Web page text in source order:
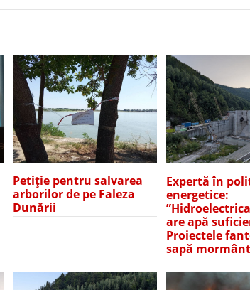
Petiție pentru salvarea
arborilor de pe Faleza
Dunării
Expertă în
energetice:
are apă
Proiectele
sapă